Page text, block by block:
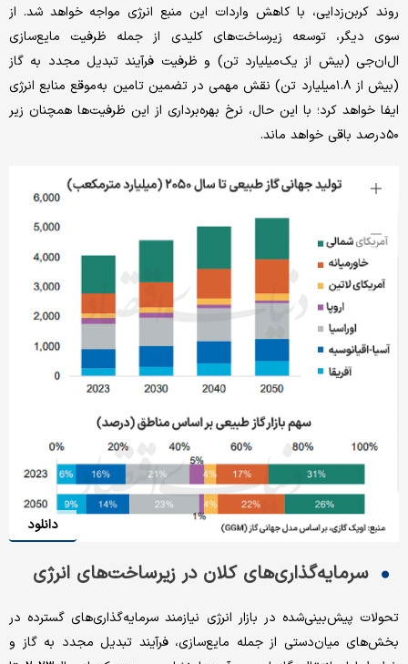
روند کربن‌زدایی، با کاهش واردات این منبع انرژی مواجه خواهد شد. از
سوی دیگر، توسعه زیرساخت‌های کلیدی از جمله ظرفیت مایع‌سازی
ال‌ان‌جی (بیش از یک‌میلیارد تن) و ظرفیت فرآیند تبدیل مجدد به گاز
(بیش از ۱.۸میلیارد تن) نقش مهمی در تضمین تامین به‌موقع منابع انرژی
ایفا خواهد کرد؛ با این‌ حال، نرخ بهره‌برداری از این ظرفیت‌ها همچنان زیر
۵۰درصد باقی خواهد ماند.
دانلود
سرمایه‌گذاری‌های کلان در زیرساخت‌های انرژی
تحولات پیش‌بینی‌شده در بازار انرژی نیازمند سرمایه‌گذاری‌های گسترده در
بخش‌های میان‌دستی از جمله مایع‌سازی، فرآیند تبدیل مجدد به گاز و